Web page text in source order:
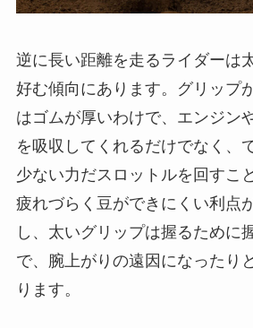
逆に長い距離を走るライダーは
好む傾向にあります。グリップ
はゴムが厚いわけで、エンジン
を吸収してくれるだけでなく、
少ない力だスロットルを回すこ
疲れづらく豆ができにくい利点
し、太いグリップは握るために
で、腕上がりの遠因になったり
ります。